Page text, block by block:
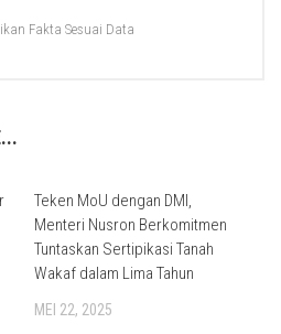
Fakta Sesuai Data
Teken MoU dengan DMI,
Menteri Nusron Berkomitmen
Tuntaskan Sertipikasi Tanah
Wakaf dalam Lima Tahun
MEI 22, 2025